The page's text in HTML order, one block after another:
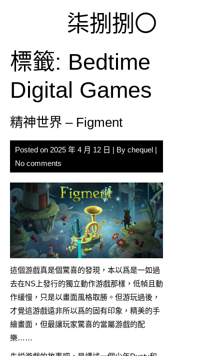
柒捌捌〇
標籤: Bedtime
Digital Games
精神世界 – Figment
Posted on 2025 年 4 月 12 日 | By chequel |
No comments
這個游戲真是個驚喜的發現，本以爲是一如過
去在NS上發行的獨立動作游戲那樣，低幀且動
作緩慢，只是以畫面風格取勝。但游玩過後，
才覺這游戲遠非所以爲的固有印象，精美的手
繪畫面，但最讓玩家驚喜的當屬游戲的配
樂……